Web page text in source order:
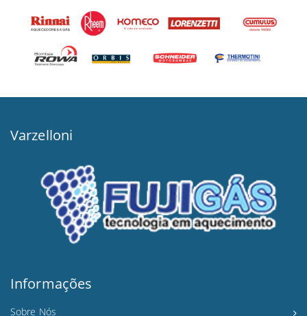
Varzelloni
Informações
Sobre Nós